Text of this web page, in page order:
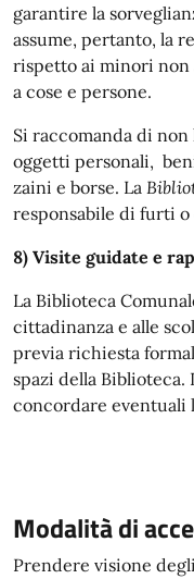
garantire la
assume, pertanto, la
rispetto ai minori non
a cose e persone.
Si raccomanda di
oggetti personali,
zaini e borse. La
responsabile di furti
8) Visite guidate e
La Biblioteca
cittadinanza e alle
previa richiesta
spazi della Biblioteca.
concordare eventuali
Modalità di
Modalità di accesso
Prendere visione